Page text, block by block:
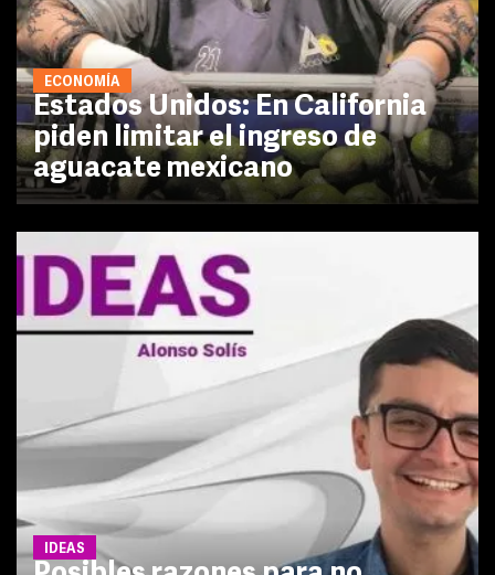
ECONOMÍA
Estados Unidos: En California
piden limitar el ingreso de
aguacate mexicano
IDEAS